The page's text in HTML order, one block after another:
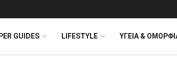
GUIDES LIFESTYLE ΥΓΕΙΑ &